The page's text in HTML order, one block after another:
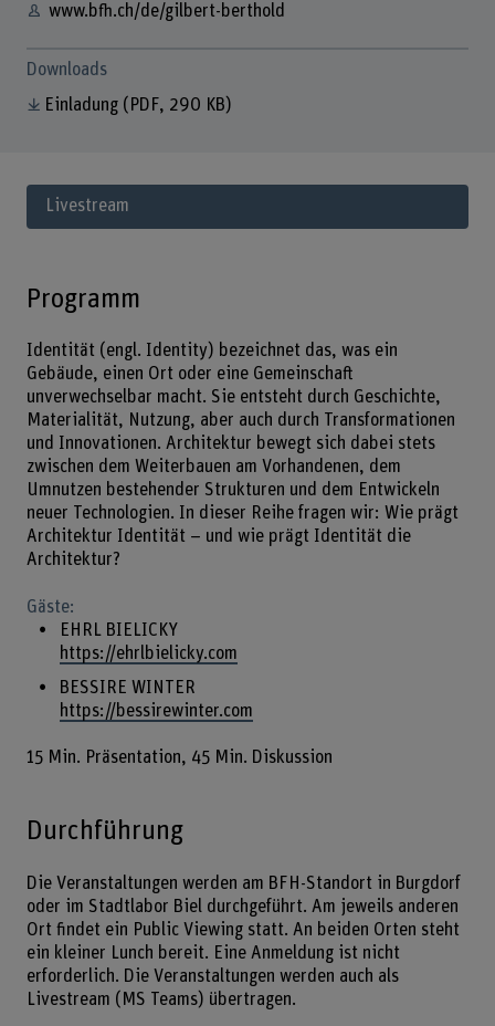
www.bfh.ch/de/gilbert-berthold
Downloads
Einladung (PDF, 290 KB)
Livestream
Programm
Identität (engl. Identity) bezeichnet das, was ein
Gebäude, einen Ort oder eine Gemeinschaft
unverwechselbar macht. Sie entsteht durch Geschichte,
Materialität, Nutzung, aber auch durch Transformationen
und Innovationen. Architektur bewegt sich dabei stets
zwischen dem Weiterbauen am Vorhandenen, dem
Umnutzen bestehender Strukturen und dem Entwickeln
neuer Technologien. In dieser Reihe fragen wir: Wie prägt
Architektur Identität – und wie prägt Identität die
Architektur?
Gäste:
EHRL BIELICKY
https://ehrlbielicky.com
BESSIRE WINTER
https://bessirewinter.com
15 Min. Präsentation, 45 Min. Diskussion
Durchführung
Die Veranstaltungen werden am BFH-Standort in Burgdorf
oder im Stadtlabor Biel durchgeführt. Am jeweils anderen
Ort findet ein Public Viewing statt. An beiden Orten steht
ein kleiner Lunch bereit. Eine Anmeldung ist nicht
erforderlich. Die Veranstaltungen werden auch als
Livestream (MS Teams) übertragen.